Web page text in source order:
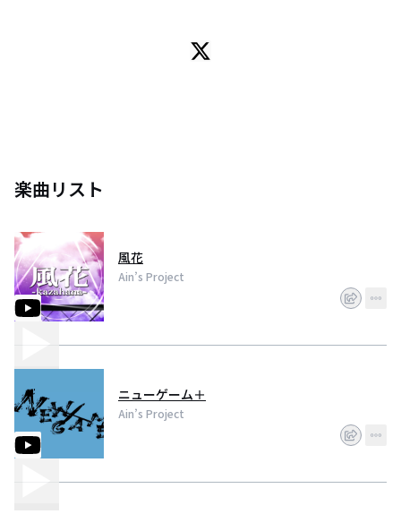
楽曲リスト
風花
Ain’s Project
ニューゲーム＋
Ain’s Project